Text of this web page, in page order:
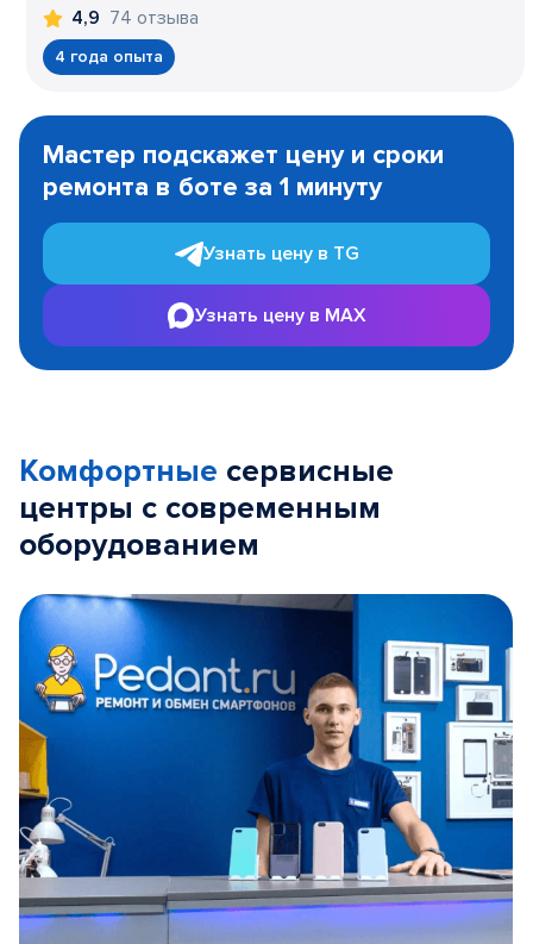
4,9 74 отзыва
4 года опыта
1
Мастер подскажет цену и сроки
ремонта в боте за 1 минуту
Узнать цену в TG
Узнать цену в MAX
Комфортные сервисные
центры с современным
оборудованием